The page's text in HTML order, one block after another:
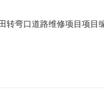
转弯口道路维修项目项
03是否续租否资产类型--